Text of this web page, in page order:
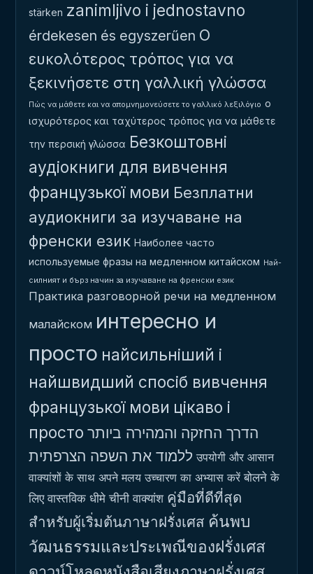
stärken zanimljivo i jednostavno
érdekesen és egyszerűen Ο
ευκολότερος τρόπος για να
ξεκινήσετε στη γαλλική γλώσσα
Πώς να μάθετε και να απομνημονεύσετε το γαλλικό λεξιλόγιο ο
ισχυρότερος και ταχύτερος τρόπος για να μάθετε
την περσική γλώσσα Безкоштовні
аудіокниги для вивчення
французької мови Безплатни
аудиокниги за изучаване на
френски език Наиболее часто
используемые фразы на медленном китайском
Най-
силният и бърз начин за изучаване на френски език
Практика разговорной речи на медленном
малайском интересно и
просто найсильніший і
найшвидший спосіб вивчення
французької мови цікаво і
просто הדרך החזקה והמהירה ביותר
ללמוד את השפה הצרפתית उपयोगी और आसान
वाक्यांशों के साथ अपने मलय उच्चारण का अभ्यास करें बोलने के
लिए वास्तविक धीमे चीनी वाक्यांश คู่มือที่ดีที่สุด
สำหรับผู้เริ่มต้นภาษาฝรั่งเศส ค้นพบ
วัฒนธรรมและประเพณีของฝรั่งเศส